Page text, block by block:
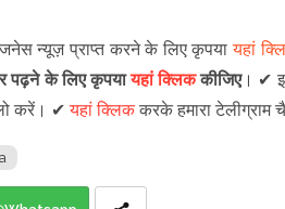
न्यूज़ प्राप्त करने के लिए कृपयायहां
पढ़ने के लिए कृपयायहां क्लिककीजिए। ✔
करें। ✔यहां क्लिककरके हमारा टेलीग्राम